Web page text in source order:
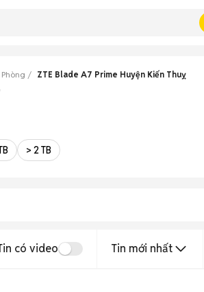
ZTE Blade A7 Prime Huyện Kiến Thuỵ
> 2 TB
có video Tin mới nhất